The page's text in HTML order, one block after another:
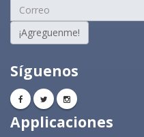
¡Agreguenme!
Síguenos
Applicaciones